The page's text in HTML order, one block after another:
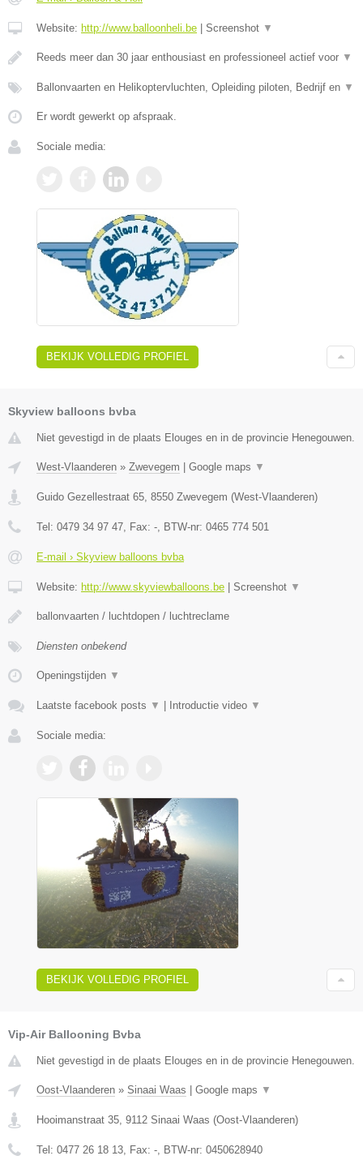
Website: http://www.balloonheli.be | Screenshot ▼
Reeds meer dan 30 jaar enthousiast en professioneel actief voor ▼
Ballonvaarten en Helikoptervluchten, Opleiding piloten, Bedrijf en ▼
Er wordt gewerkt op afspraak.
Sociale media:
BEKIJK VOLLEDIG PROFIEL
Skyview balloons bvba
Niet gevestigd in de plaats Elouges en in de provincie Henegouwen.
West-Vlaanderen » Zwevegem | Google maps ▼
Guido Gezellestraat 65 8550 Zwevegem (West-Vlaanderen)
Tel: 0479 34 97 47 , Fax: - , BTW-nr: 0465 774 501
E-mail › Skyview balloons bvba
Website: http://www.skyviewballoons.be | Screenshot ▼
ballonvaarten / luchtdopen / luchtreclame
Diensten onbekend
Openingstijden ▼
Laatste facebook posts ▼ | Introductie video ▼
Sociale media:
BEKIJK VOLLEDIG PROFIEL
Vip-Air Ballooning Bvba
Niet gevestigd in de plaats Elouges en in de provincie Henegouwen.
Oost-Vlaanderen » Sinaai Waas Google maps ▼
Hooimanstraat 35, 9112 Sinaai Waas (Oost-Vlaanderen)
Tel: 0477 26 18 13, Fax: -, BTW-nr: 0450628940